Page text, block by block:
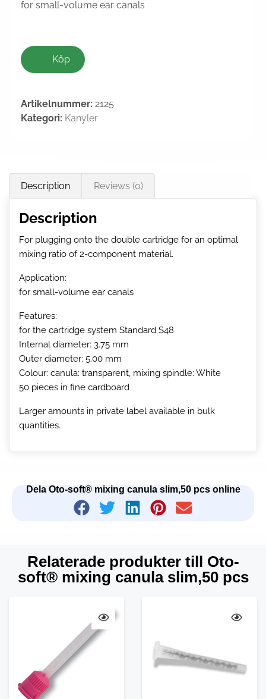
for small-volume ear canals
Köp
Artikelnummer: 2125
Kategori: Kanyler
Description Reviews (0)
Description
For plugging onto the double cartridge for an optimal
mixing ratio of 2-component material.
Application:
for small-volume ear canals
Features:
for the cartridge system Standard S48
Internal diameter: 3.75 mm
Outer diameter: 5.00 mm
Colour: canula: transparent, mixing spindle: White
50 pieces in fine cardboard
Larger amounts in private label available in bulk
quantities.
Dela Oto-soft® mixing canula slim,50 pcs online
Relaterade produkter till Oto-
soft® mixing canula slim,50 pcs